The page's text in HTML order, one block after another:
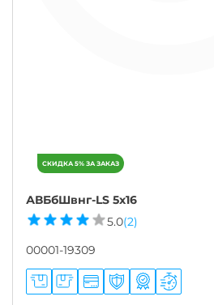
АВБбШвнг-LS 5х16
5.0(2)
00001-19309